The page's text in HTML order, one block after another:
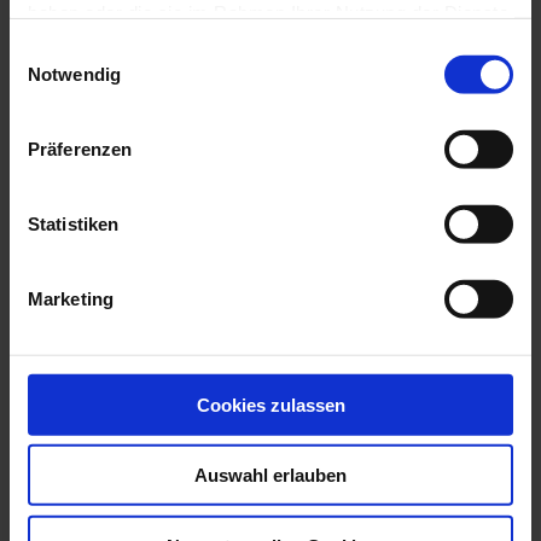
Notwendig
Präferenzen
Statistiken
Marketing
Cookies zulassen
Auswahl erlauben
Ausbildungsinfos für Geflüchtete
Wege in die Ausbildung
In der Praxis: Delegationsrahmen für ZFA
Fachwirt/in für zahnärztliches Praxismanagement
Zahnärztlicher Notdienst
Zahnarztsuche
Patienteninformationen
Gesund im Mund – bei Handicap und
Karies & Parodontitis
Mundhygiene & Zahnpflege
Prophylaxe & Vorsorge